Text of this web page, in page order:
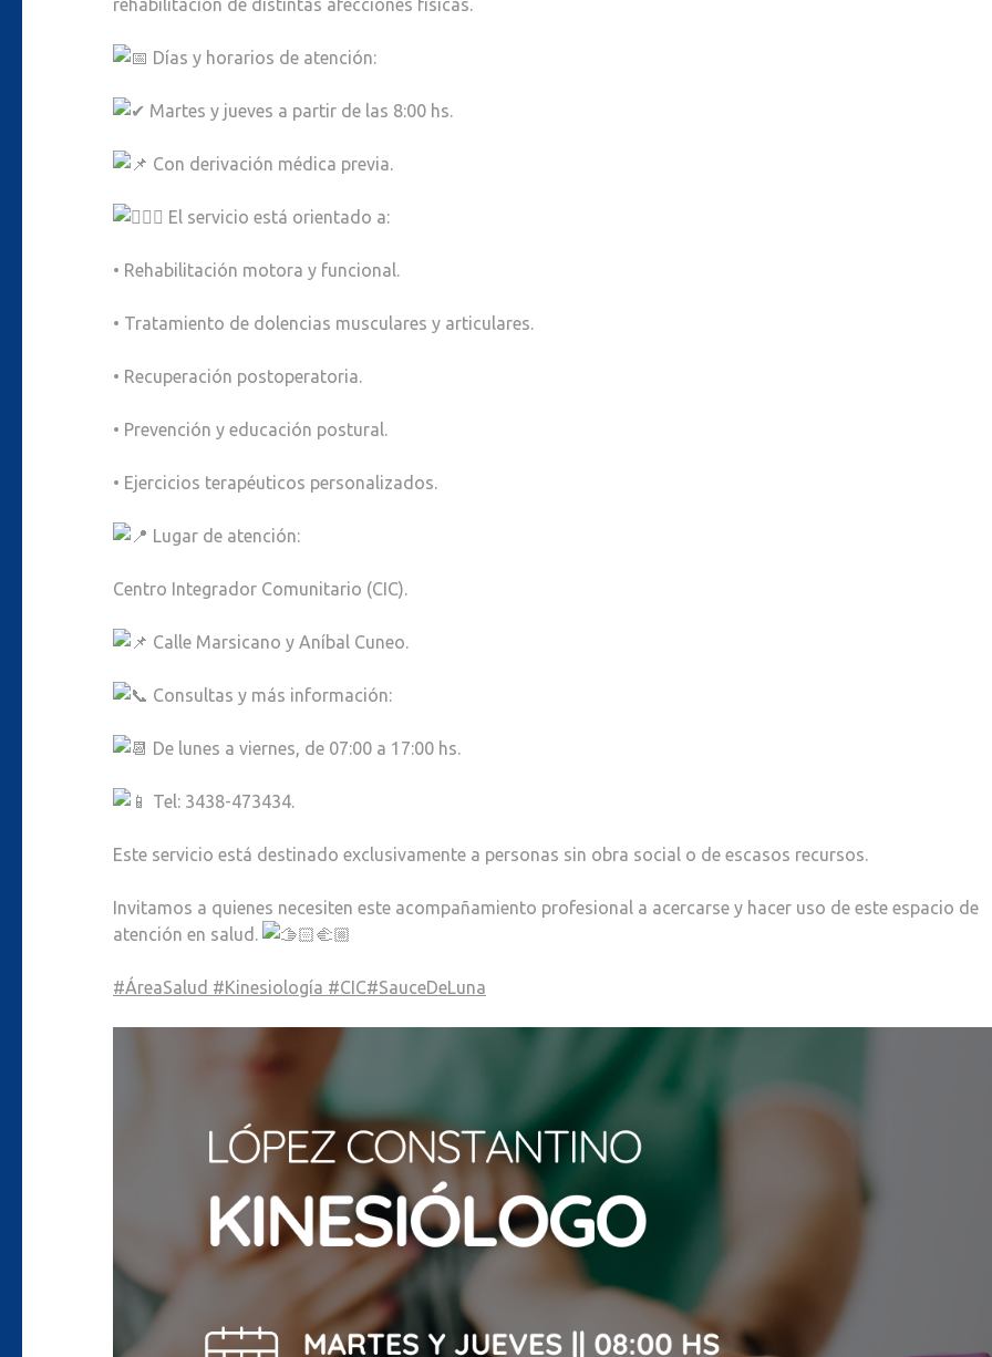
rehabilitación de distintas afecciones físicas.
Días y horarios de atención:
Martes y jueves a partir de las 8:00 hs.
Con derivación médica previa.
El servicio está orientado a:
• Rehabilitación motora y funcional.
• Tratamiento de dolencias musculares y articulares.
• Recuperación postoperatoria.
• Prevención y educación postural.
• Ejercicios terapéuticos personalizados.
Lugar de atención:
Centro Integrador Comunitario (CIC).
Calle Marsicano y Aníbal Cuneo.
Consultas y más información:
De lunes a viernes, de 07:00 a 17:00 hs.
Tel: 3438-473434.
Este servicio está destinado exclusivamente a personas sin obra social o de escasos recursos.
Invitamos a quienes necesiten este acompañamiento profesional a acercarse y hacer uso de este espacio de
atención en salud.
#ÁreaSalud #Kinesiología #CIC#SauceDeLuna